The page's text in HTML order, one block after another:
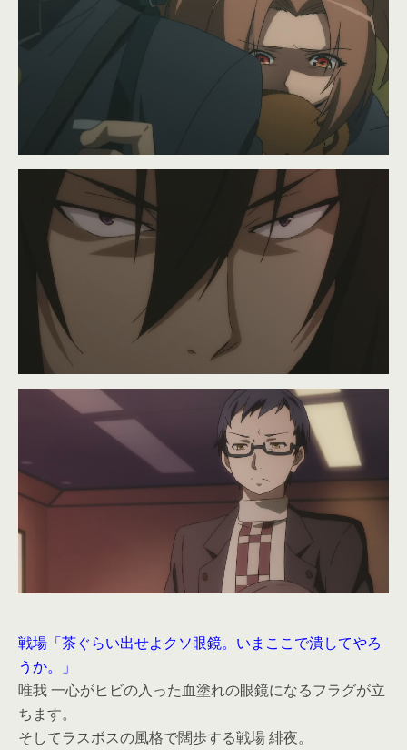
戦場「茶ぐらい出せよクソ眼鏡。いまここで潰してやろ
うか。」
唯我 一心がヒビの入った血塗れの眼鏡になるフラグが立
ちます。
そしてラスボスの風格で闊歩する戦場 緋夜。